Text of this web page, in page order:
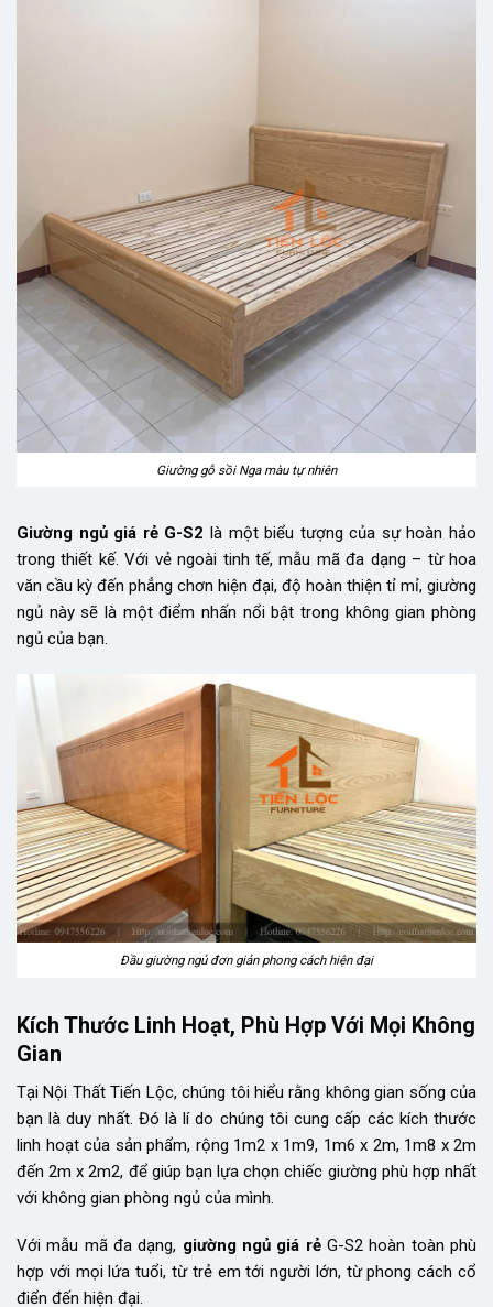
Giường gỗ sồi Nga màu tự nhiên
Giường ngủ giá rẻ G-S2 là một biểu tượng của sự hoàn hảo
trong thiết kế. Với vẻ ngoài tinh tế, mẫu mã đa dạng – từ hoa
văn cầu kỳ đến phẳng chơn hiện đại, độ hoàn thiện tỉ mỉ, giường
ngủ này sẽ là một điểm nhấn nổi bật trong không gian phòng
ngủ của bạn.
Đầu giường ngủ đơn giản phong cách hiện đại
Kích Thước Linh Hoạt, Phù Hợp Với Mọi Không
Gian
Tại Nội Thất Tiến Lộc, chúng tôi hiểu rằng không gian sống của
bạn là duy nhất. Đó là lí do chúng tôi cung cấp các kích thước
linh hoạt của sản phẩm, rộng 1m2 x 1m9, 1m6 x 2m, 1m8 x 2m
đến 2m x 2m2, để giúp bạn lựa chọn chiếc giường phù hợp nhất
với không gian phòng ngủ của mình.
Với mẫu mã đa dạng, giường ngủ giá rẻG-S2 hoàn toàn phù
hợp với mọi lứa tuổi, từ trẻ em tới người lớn, từ phong cách cổ
điển đến hiện đại.